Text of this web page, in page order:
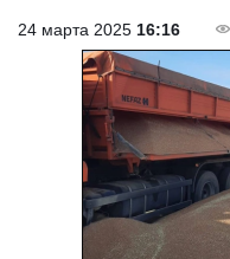
24 марта 2025 16:16